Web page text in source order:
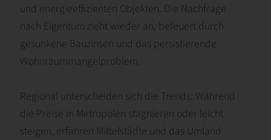
und energieeffizienten Objekten. Die Nachfrage
nach Eigentum zieht wieder an, befeuert durch
gesunkene Bauzinsen und das persistierende
Wohnraummangelproblem.
Regional unterscheiden sich die Trends: Während
die Preise in Metropolen stagnieren oder leicht
steigen, erfahren Mittelstädte und das Umland